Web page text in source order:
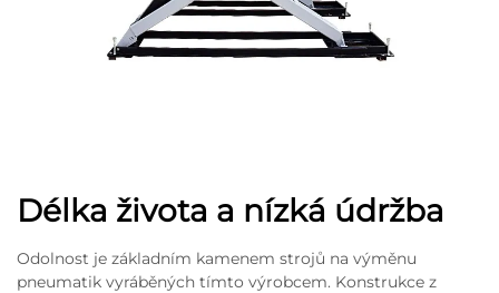
Délka života a nízká údržba
Odolnost je základním kamenem strojů na výměnu
pneumatik vyráběných tímto výrobcem. Konstrukce z